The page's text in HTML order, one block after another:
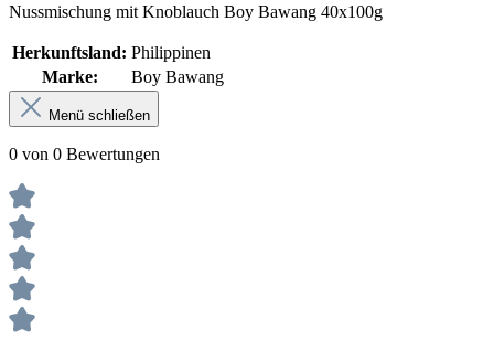
Nussmischung mit Knoblauch Boy Bawang 40x100g
Herkunftsland: Philippinen
Marke:
Boy Bawang
Menü schließen
0 von 0 Bewertungen